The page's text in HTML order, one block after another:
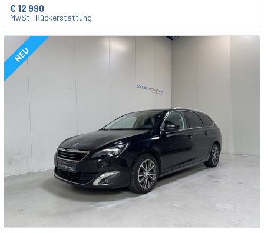
€ 12 990
MwSt.-Rückerstattung
NEU